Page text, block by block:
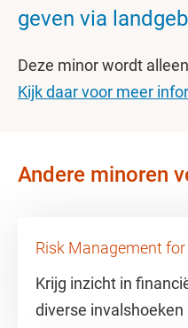
geven via
Deze minor wordt
Kijk daar voor meer
Andere minoren
Risk Management
Krijg inzicht in
diverse invalshoeken